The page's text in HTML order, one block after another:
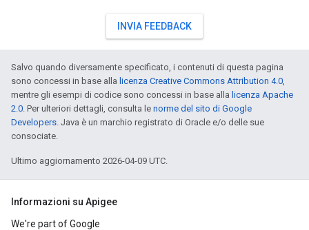
INVIA FEEDBACK
Salvo quando diversamente specificato, i contenuti di questa pagina
sono concessi in base alla licenza Creative Commons Attribution 4.0,
mentre gli esempi di codice sono concessi in base alla licenza Apache
2.0. Per ulteriori dettagli, consulta le norme del sito di Google
Developers. Java è un marchio registrato di Oracle e/o delle sue
consociate.
Ultimo aggiornamento 2026-04-09 UTC.
Informazioni su Apigee
We're part of Google